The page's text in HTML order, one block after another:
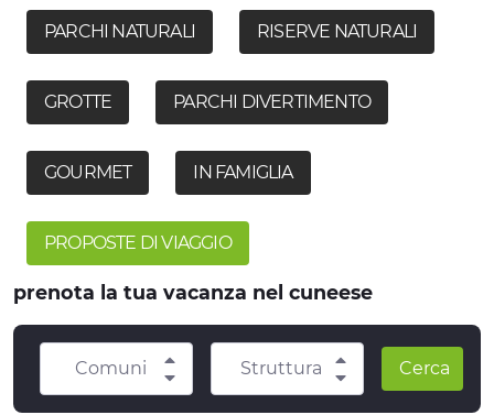
PARCHI NATURALI RISERVE NATURALI
GROTTE PARCHI DIVERTIMENTO
GOURMET IN FAMIGLIA
PROPOSTE DI VIAGGIO
prenota la tua vacanza nel cuneese
Comuni Struttura Cerca